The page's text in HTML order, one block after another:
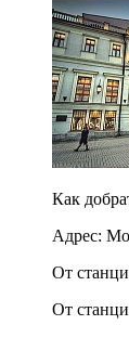
Как
Адрес:
От
От